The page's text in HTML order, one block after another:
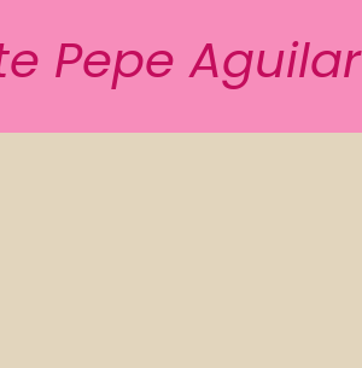
Pepe Aguilar